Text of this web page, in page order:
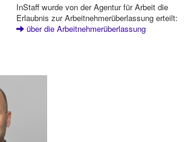
InStaff wurde von der Agentur für Arbeit die
Erlaubnis zur Arbeitnehmerüberlassung erteilt:
über die Arbeitnehmerüberlassung